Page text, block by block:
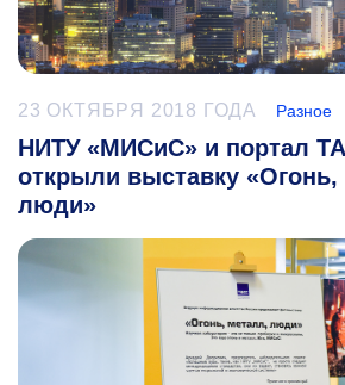
23 ОКТЯБРЯ 2018 ГОДА Разное
НИТУ «МИСиС» и портал
открыли выставку «Огонь,
люди»